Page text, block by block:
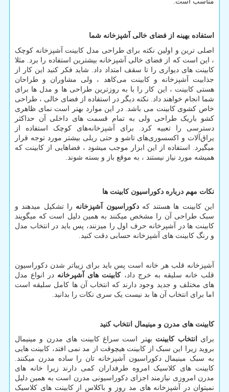
استفاده بهینه از فضای خالی آشپزخانه شما
اصلی ترین و اولین نکته برای طراحی مدل کابینت آشپزخانه کوچک
، این است که از فضای خالی آشپزخانه بیشترین استفاده را برد. مثلا
کابینت های دیواری را تا سقف امتداد داد. شاید فکر کنید این کار از
جذابیت آشپزخانه و کابینت می‌کاهد ، ولی مشاوران و طراحان
هستی کابینت ، این کار را با به روزترین طراحی‌ ها و مدل ‌ها برای
شما انجام خواهند داد. نکته دیگر در استفاده از فضای خالی ، طراحی
خاص کشوی کابینت می ‌باشد. در این موارد بهتر است نمای ظاهری
کشو باریک طراحی ولی به تمام قسمت های داخلی آن حداکثر
دسترسی را تعبیه کرد. برای آشپزخانه‌های کوچک استفاده از
یراق‌آلات و اکسسوری‌های تاشو و حتی ریلی بیشتر مورد توجه قرار
میگیرد. استفاده از این ابزار موجب میشود ، فضاهایی از کابینت که
همیشه مورد نیاز نیستند ، به موقع باز و بسته شوند.
نکات مهم درباره دکوراسیون کابینت ها
این کابینت ها هستند کهدکوراسیون آشپزخانه را تشکیل میدهند و
سبک طراحی آن را مشخص میکنند به همین دلیل است که میگویند
کابینت ها در آشپرخانه حرف اول را میزنند، پس باید در انتخاب مدل
و رنگ کابینت های آشپزخانه حسابی دقت کنید.
آشپزخانه قلب هر خانه است پس باید برای زیباتر شدن دکوراسیون
قلب خانه سلیقه به خرج داد،کابینت های آشپرخانه در انواع مدل
های مختلف و جدید وجود دارند که انتخاب آن ها کامل سلیقه است
اما برای انتخاب آن ها بد نیست یک سری نکات را بدانید.
کابینت های مدرن و مینیمال انتخاب کنید
برای
انتخاب کابینت بهتر است سراغ کابینت های مدرن و مینیمال
بروید زیرا این سبک از کابینت هیچوقت از مد نمی افتد، کابینت هایی
به سبک مینیمال دکوراسیون آشپزخانه تان را ساده مدرن میکنند.
کابینت های کلاسیک امروه طرفداران کمی دارند زیرا خانه های
مدرن امروزی نیازمند اجزای دکوراسیونی مدرن است به همین دلیل
نمیتوان در آشپزخانه های مد روز و باکلاس از کابینت های کلاسیک